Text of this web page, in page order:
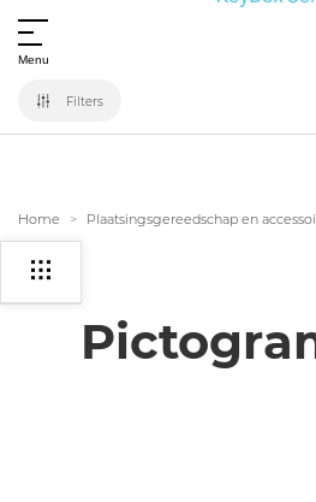
Menu
Filters
Home Plaatsingsgereedschap en